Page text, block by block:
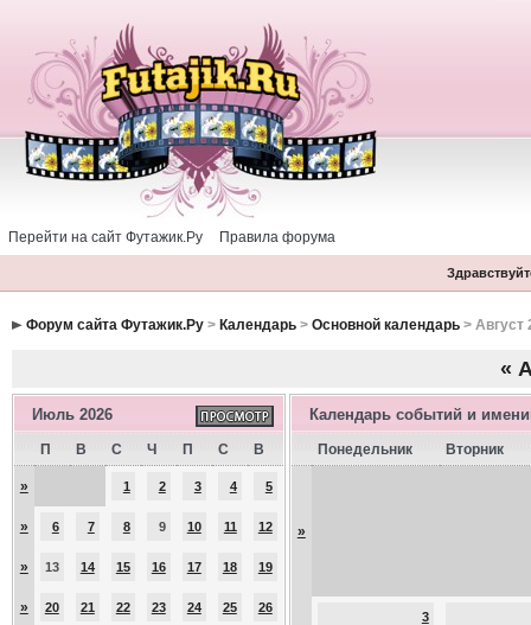
Перейти на сайт Футажик.Ру Правила форума
Форум сайта Футажик.Ру> Календарь> Основной календарь> Август
«
Июль 2026
П В С Ч П С В
» 1 2 3 4 5
» 6 7 8 9 10 11 12
» 13 14 15 16 17 18 19
» 20 21 22 23 24 25 26
Календарь событий и
Понедельник Вторник
»
3